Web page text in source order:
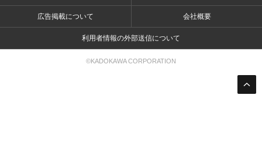
広告掲載について 会社概要
利用者情報の外部送信について
©KADOKAWA CORPORATION